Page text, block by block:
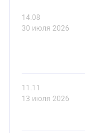
14.08
30 июля 2026
11.11
13 июля 2026